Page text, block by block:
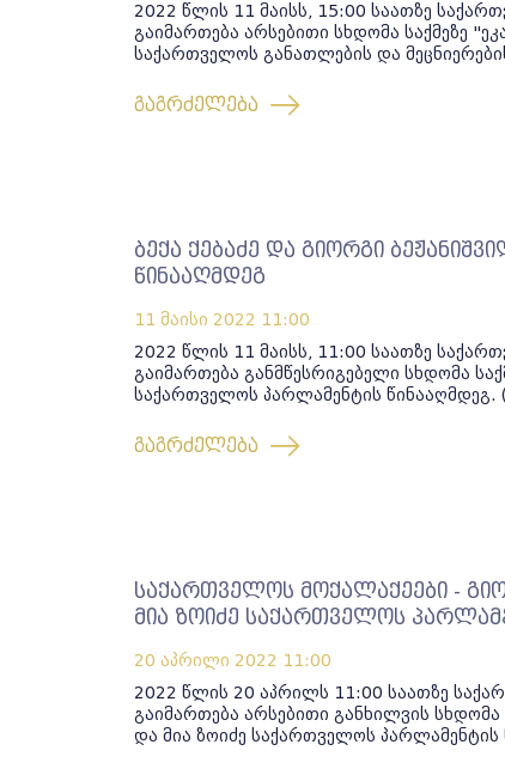
2022 წლის 11 მაისს, 15:00 საათზე
გაიმართება არსებითი სხდომა საქმეზე
საქართველოს განათლების და
გაგრძელება
ბექა ქებაძე და გიორგი
წინააღმდეგ
11 მაისი 2022 11:00
2022 წლის 11 მაისს, 11:00 საათზე
გაიმართება განმწესრიგებელი სხდომა
საქართველოს პარლამენტის წინააღმდეგ.
გაგრძელება
საქართველოს მოქალაქეები -
მია ზოიძე საქართველოს
20 აპრილი 2022 11:00
2022 წლის 20 აპრილს 11:00 საათზე
გაიმართება არსებითი განხილვის
და მია ზოიძე საქართველოს პარლამენტის